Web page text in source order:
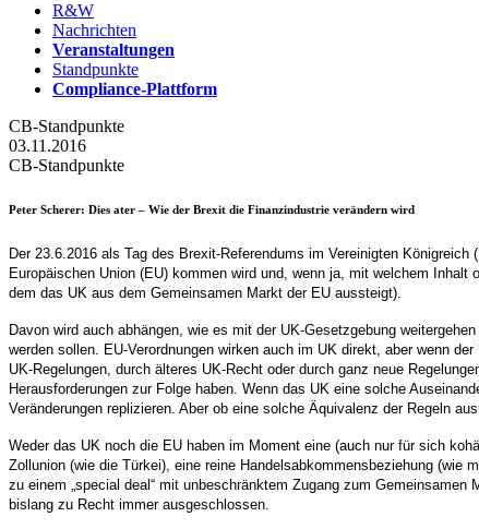
R&W
Nachrichten
Veranstaltungen
Standpunkte
Compliance-Plattform
CB-Standpunkte
03.11.2016
CB-Standpunkte
Peter Scherer: Dies ater – Wie der Brexit die Finanzindustrie verändern wird
Der 23.6.2016 als Tag des Brexit-Referendums im Vereinigten
Europäischen Union (EU) kommen wird und, wenn ja, mit welchem
dem das UK aus dem Gemeinsamen Markt der EU aussteigt).
Davon wird auch abhängen, wie es mit der UK-Gesetzgebung
werden sollen. EU-Verordnungen wirken auch im UK direkt, aber wenn
UK-Regelungen, durch älteres UK-Recht oder durch ganz neue
Herausforderungen zur Folge haben. Wenn das UK eine solche
Veränderungen replizieren. Aber ob eine solche Äquivalenz der Regeln
Weder das UK noch die EU haben im Moment eine (auch nur für sich
Zollunion (wie die Türkei), eine reine Handelsabkommensbeziehung (wie
zu einem „special deal“ mit unbeschränktem Zugang zum
bislang zu Recht immer ausgeschlossen.